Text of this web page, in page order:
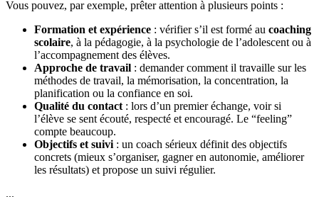
Vous pouvez, par exemple, prêter attention à plusieurs points :
Formation et expérience : vérifier s’il est formé au coaching
scolaire, à la pédagogie, à la psychologie de l’adolescent ou à
l’accompagnement des élèves.
Approche de travail : demander comment il travaille sur les
méthodes de travail, la mémorisation, la concentration, la
planification ou la confiance en soi.
Qualité du contact : lors d’un premier échange, voir si
l’élève se sent écouté, respecté et encouragé. Le “feeling”
compte beaucoup.
Objectifs et suivi : un coach sérieux définit des objectifs
concrets (mieux s’organiser, gagner en autonomie, améliorer
les résultats) et propose un suivi régulier.
...